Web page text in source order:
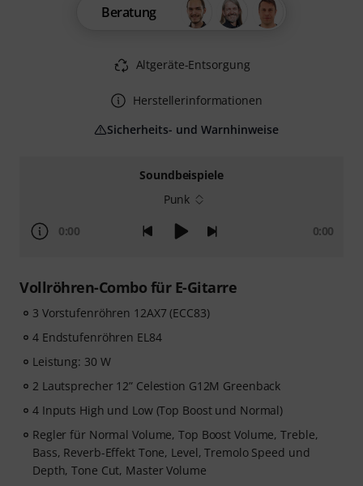
Soundbeispiele
Punk
0:00 0:00
Vollröhren-Combo für E-Gitarre
3 Vorstufenröhren 12AX7 (ECC83)
4 Endstufenröhren EL84
Leistung: 30 W
2 Lautsprecher 12” Celestion G12M Greenback
4 Inputs High und Low (Top Boost und Normal)
Regler für Normal Volume, Top Boost Volume, Treble,
Bass, Reverb-Effekt Tone, Level, Tremolo Speed und
Depth, Tone Cut, Master Volume
Beratung
Altgeräte-Entsorgung
Herstellerinformationen
Sicherheits- und Warnhinweise